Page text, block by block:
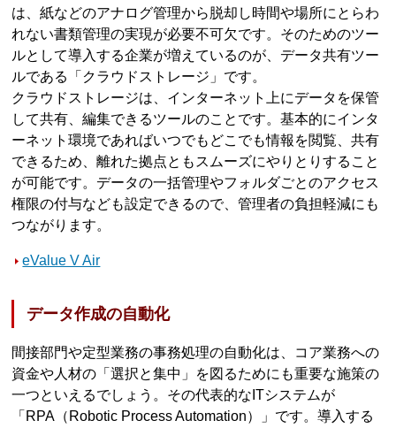
は、紙などのアナログ管理から脱却し時間や場所にとらわ
れない書類管理の実現が必要不可欠です。そのためのツー
ルとして導入する企業が増えているのが、データ共有ツー
ルである「クラウドストレージ」です。
クラウドストレージは、インターネット上にデータを保管
して共有、編集できるツールのことです。基本的にインタ
ーネット環境であればいつでもどこでも情報を閲覧、共有
できるため、離れた拠点ともスムーズにやりとりすること
が可能です。データの一括管理やフォルダごとのアクセス
権限の付与なども設定できるので、管理者の負担軽減にも
つながります。
eValue V Air
データ作成の自動化
間接部門や定型業務の事務処理の自動化は、コア業務への
資金や人材の「選択と集中」を図るためにも重要な施策の
一つといえるでしょう。その代表的なITシステムが
「RPA（Robotic Process Automation）」です。導入する